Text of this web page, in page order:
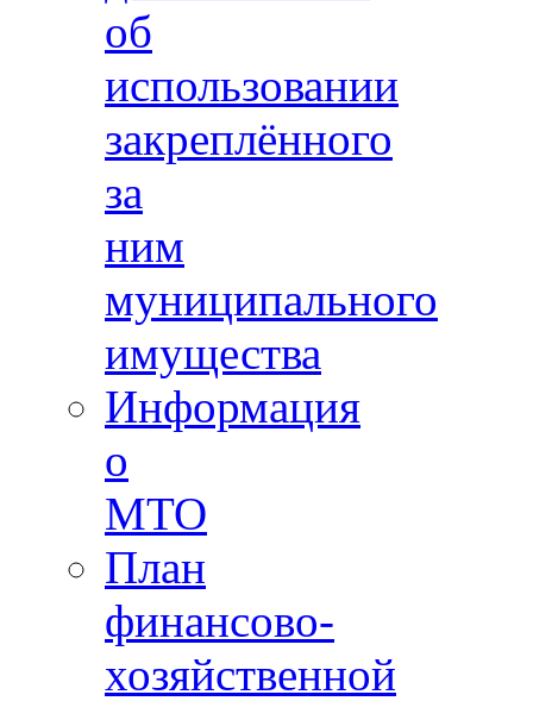
об
использовании
закреплённого
за
ним
муниципального
имущества
Информация
о
МТО
План
финансово-
хозяйственной